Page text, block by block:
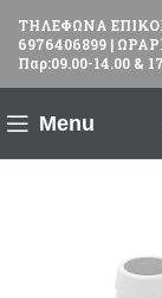
ΤΗΛΕΦΩΝΑ
6976406899 |
Παρ:09.00-14.00 &
Menu